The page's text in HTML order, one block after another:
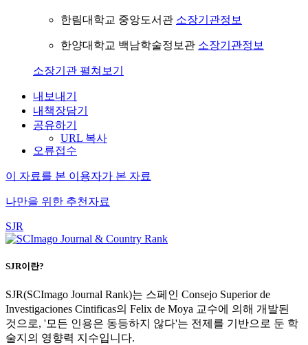
한림대학교 중앙도서관 소장기관정보
한양대학교 백남학술정보관 소장기관정보
소장기관 펼쳐보기
내보내기
내책장담기
공유하기
URL 복사
오류접수
이 자료를 본 이용자가 본 자료
나만을 위한 추천자료
SJR
SJR이란?
SJR(SCImago Journal Rank)는 스페인 Consejo Superior de
Investigaciones Cintificas의 Felix de Moya 교수에 의해 개발된
것으로, '모든 인용은 동등하지 않다'는 전제를 기반으로 둔 학
술지의 영향력 지수입니다.